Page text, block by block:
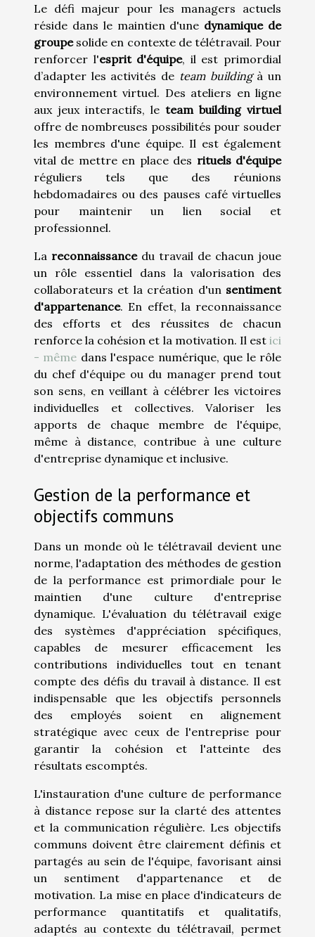
Le défi majeur pour les managers actuels
réside dans le maintien d'une dynamique de
groupesolide en contexte de télétravail. Pour
renforcer l'esprit d'équipe, il est primordial
d’adapter les activités de team buildingà un
environnement virtuel. Des ateliers en ligne
aux jeux interactifs, le team building virtuel
offre de nombreuses possibilités pour souder
les membres d'une équipe. Il est également
vital de mettre en place des rituels d'équipe
réguliers tels que des réunions
hebdomadaires ou des pauses café virtuelles
pour maintenir un lien social et
professionnel.
La reconnaissancedu travail de chacun joue
un rôle essentiel dans la valorisation des
collaborateurs et la création d'un sentiment
d'appartenance. En effet, la reconnaissance
des efforts et des réussites de chacun
renforce la cohésion et la motivation. Il est ici
- même dans l'espace numérique, que le rôle
du chef d'équipe ou du manager prend tout
son sens, en veillant à célébrer les victoires
individuelles et collectives. Valoriser les
apports de chaque membre de l'équipe,
même à distance, contribue à une culture
d'entreprise dynamique et inclusive.
Gestion de la performance et
objectifs communs
Dans un monde où le télétravail devient une
norme, l'adaptation des méthodes de gestion
de la performance est primordiale pour le
maintien d'une culture d'entreprise
dynamique. L'évaluation du télétravail exige
des systèmes d'appréciation spécifiques,
capables de mesurer efficacement les
contributions individuelles tout en tenant
compte des défis du travail à distance. Il est
indispensable que les objectifs personnels
des employés soient en alignement
stratégique avec ceux de l'entreprise pour
garantir la cohésion et l'atteinte des
résultats escomptés.
L'instauration d'une culture de performance
à distance repose sur la clarté des attentes
et la communication régulière. Les objectifs
communs doivent être clairement définis et
partagés au sein de l'équipe, favorisant ainsi
un sentiment d'appartenance et de
motivation. La mise en place d'indicateurs de
performance quantitatifs et qualitatifs,
adaptés au contexte du télétravail, permet